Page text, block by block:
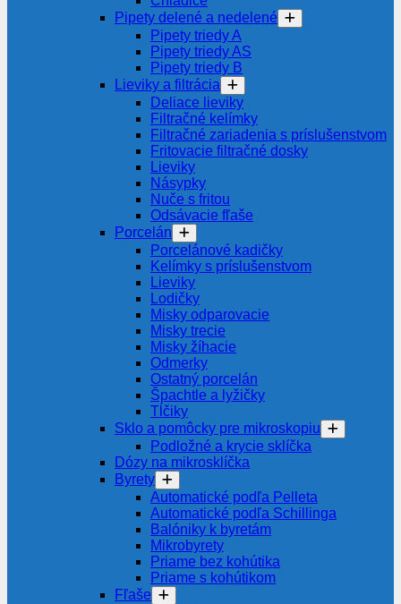
Pipety delené a nedelené
Pipety triedy A
Pipety triedy AS
Pipety triedy B
Lieviky a filtrácia
Deliace lieviky
Filtračné kelímky
Filtračné zariadenia s príslušenstvom
Fritovacie filtračné dosky
Lieviky
Násypky
Nuče s fritou
Odsávacie fľaše
Porcelán
Porcelánové kadičky
Kelímky s príslušenstvom
Lieviky
Lodičky
Misky odparovacie
Misky trecie
Misky žíhacie
Odmerky
Ostatný porcelán
Špachtle a lyžičky
Tĺčiky
Sklo a pomôcky pre mikroskopiu
Podložné a krycie sklíčka
Dózy na mikrosklíčka
Byrety
Automatické podľa Pelleta
Automatické podľa Schillinga
Balóniky k byretám
Mikrobyrety
Priame bez kohútika
Priame s kohútikom
Fľaše